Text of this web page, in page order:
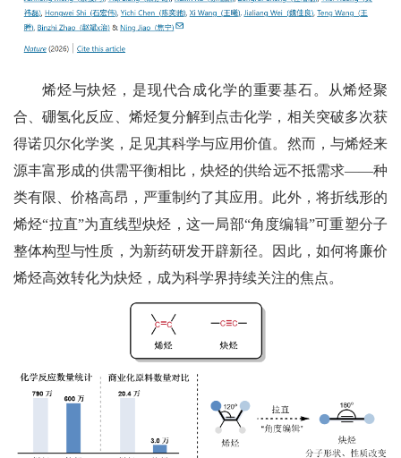
烯烃与炔烃 ， 是现代合成化学的重要基石。
从烯烃聚
合、硼氢化反应、 烯烃复分解到点击化学，相关突破多次获
得诺贝尔化学奖，足见其科学与应用价值。然而，与烯烃来
源丰富形成的供需平衡相比，炔烃的供给远不抵需求——种
类有限、价格高昂，严重制约了其应用。此外，将折线形的
烯烃“拉直”为直线型炔烃，这一局部“角度编辑”可重塑分子
整体构型与性质，为新药研发开辟新径。因此，如何将廉价
烯烃高效转化为炔烃，成为科学界持续关注的焦点。